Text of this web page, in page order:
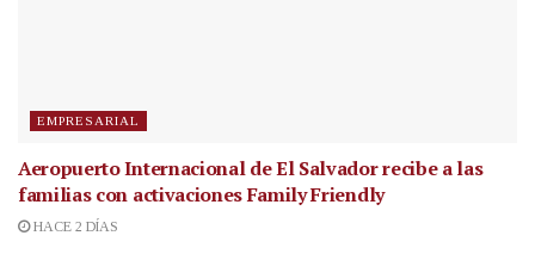
EMPRESARIAL
Aeropuerto Internacional de El Salvador recibe a las
familias con activaciones Family Friendly
HACE 2 DÍAS